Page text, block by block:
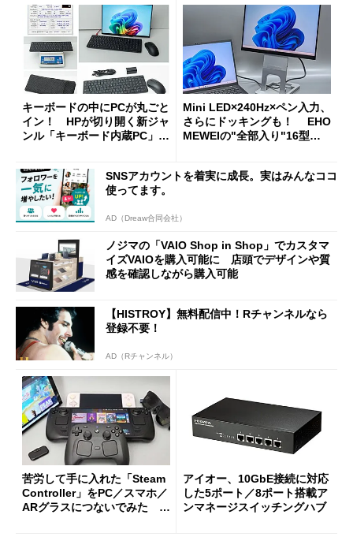
キーボードの中にPCが丸ごと
イン！ HPが切り開く新ジャ
ンル「キーボード内蔵PC」の
Mini LED×240Hz×ペン入力、
さらにドッキングも！ EHO
MEWEIの"全部入り"16型モ
SNSアカウントを着実に成長。実はみんなココ
使ってます。
AD（Dreaw合同会社）
ノジマの「VAIO Shop in Shop」でカスタマ
イズVAIOを購入可能に 店頭でデザインや質
感を確認しながら購入可能
【HISTROY】無料配信中！Rチャンネルなら
登録不要！
AD（Rチャンネル）
苦労して手に入れた「Steam
Controller」をPC／スマホ／
ARグラスにつないでみた ゲ
アイオー、10GbE接続に対応
した5ポート／8ポート搭載ア
ンマネージスイッチングハブ